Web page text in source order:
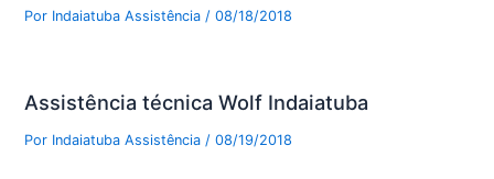
Por Indaiatuba Assistência/08/18/2018
Assistência técnica Wolf Indaiatuba
Por Indaiatuba Assistência /08/19/2018